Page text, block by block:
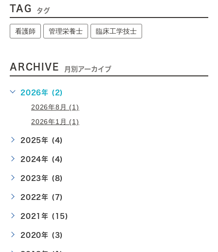
TAG タグ
看護師 管理栄養士 臨床工学技士
ARCHIVE 月別アーカイブ
2026年 (2)
2026年8月 (1)
2026年1月 (1)
2025年 (4)
2024年 (4)
2023年 (8)
2022年 (7)
2021年 (15)
2020年 (3)